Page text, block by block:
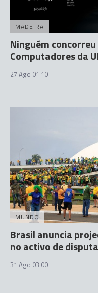
MADEIRA
Ninguém
Computadores da
27 Ago 01:10
MUNDO
Brasil anuncia
no activo de
31 Ago 03:00